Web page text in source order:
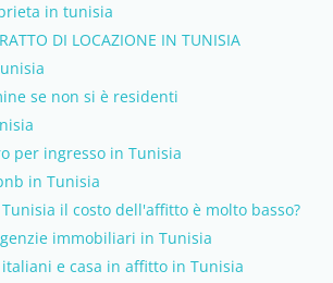
in tunisia
DI LOCAZIONE IN TUNISIA
se non si è residenti
per ingresso in Tunisia
in Tunisia
il costo dell'affitto è molto basso?
immobiliari in Tunisia
e casa in affitto in Tunisia